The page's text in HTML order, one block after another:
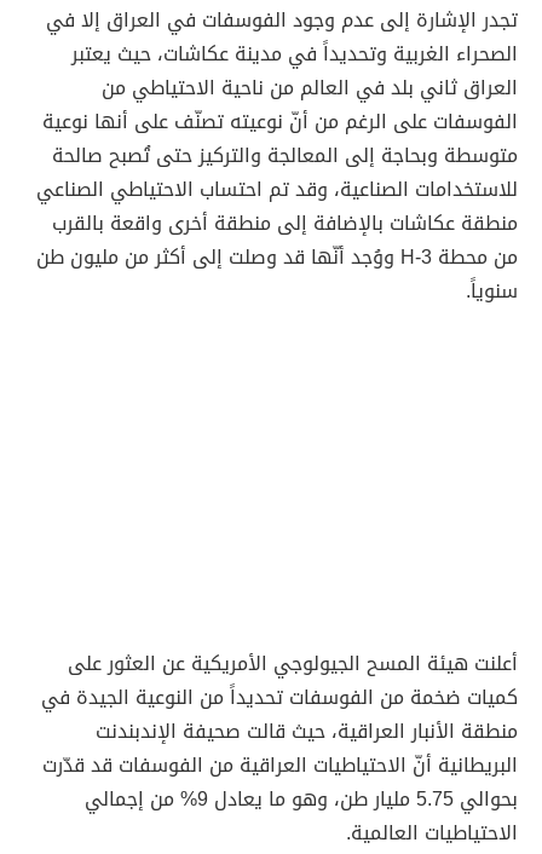
تجدر الإشارة إلى عدم وجود الفوسفات في العراق إلا في
الصحراء الغربية وتحديداً في مدينة عكاشات، حيث يعتبر
العراق ثاني بلد في العالم من ناحية الاحتياطي من
الفوسفات على الرغم من أنّ نوعيته تصنّف على أنها نوعية
متوسطة وبحاجة إلى المعالجة والتركيز حتى تُصبح صالحة
للاستخدامات الصناعية، وقد تم احتساب الاحتياطي الصناعي
منطقة عكاشات بالإضافة إلى منطقة أخرى واقعة بالقرب
من محطة H-3 ووُجد أنّها قد وصلت إلى أكثر من مليون طن
سنوياً.
أعلنت هيئة المسح الجيولوجي الأمريكية عن العثور على
كميات ضخمة من الفوسفات تحديداً من النوعية الجيدة في
منطقة الأنبار العراقية، حيث قالت صحيفة الإندبندنت
البريطانية أنّ الاحتياطيات العراقية من الفوسفات قد قدّرت
بحوالي 5.75 مليار طن، وهو ما يعادل 9% من إجمالي
الاحتياطيات العالمية.